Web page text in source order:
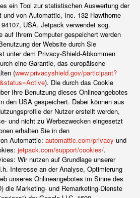
ein Tool zur statistischen Auswertung der
und von Automattic, Inc. 132 Hawthorne
USA. Jetpack verwendet sog.
auf Ihrem Computer gespeichert werden
der Website durch Sie
unter dem Privacy-Shield-Abkommen
eine Garantie, das europäische
(www.privacyshield.gov/participant?
). Die durch das Cookie
Ihre Benutzung dieses Onlineangebotes
den USA gespeichert. Dabei können aus
der Nutzer erstellt werden,
und nicht zu Werbezwecken eingesetzt
erhalten Sie in den
Automattic: automattic.com/privacy und
jetpack.com/support/cookies/.
Wir nutzen auf Grundlage unserer
Interesse an der Analyse, Optimierung
unseres Onlineangebotes im Sinne des
die Marketing- und Remarketing-Dienste